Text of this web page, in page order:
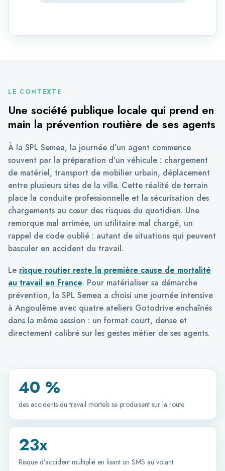
LE CONTEXTE
Une société publique locale qui prend en
main la prévention routière de ses agents
À la SPL Semea, la journée d’un agent commence
souvent par la préparation d’un véhicule : chargement
de matériel, transport de mobilier urbain, déplacement
entre plusieurs sites de la ville. Cette réalité de terrain
place la conduite professionnelle et la sécurisation des
chargements au cœur des risques du quotidien. Une
remorque mal arrimée, un utilitaire mal chargé, un
rappel de code oublié : autant de situations qui peuvent
basculer en accident du travail.
Le risque routier reste la première cause de mortalité
au travail en France. Pour matérialiser sa démarche
prévention, la SPL Semea a choisi une journée intensive
à Angoulême avec quatre ateliers Gotodrive enchaînés
dans la même session : un format court, dense et
directement calibré sur les gestes métier de ses agents.
40 %
des accidents du travail mortels se produisent sur la route
23x
Risque d’accident multiplié en lisant un SMS au volant